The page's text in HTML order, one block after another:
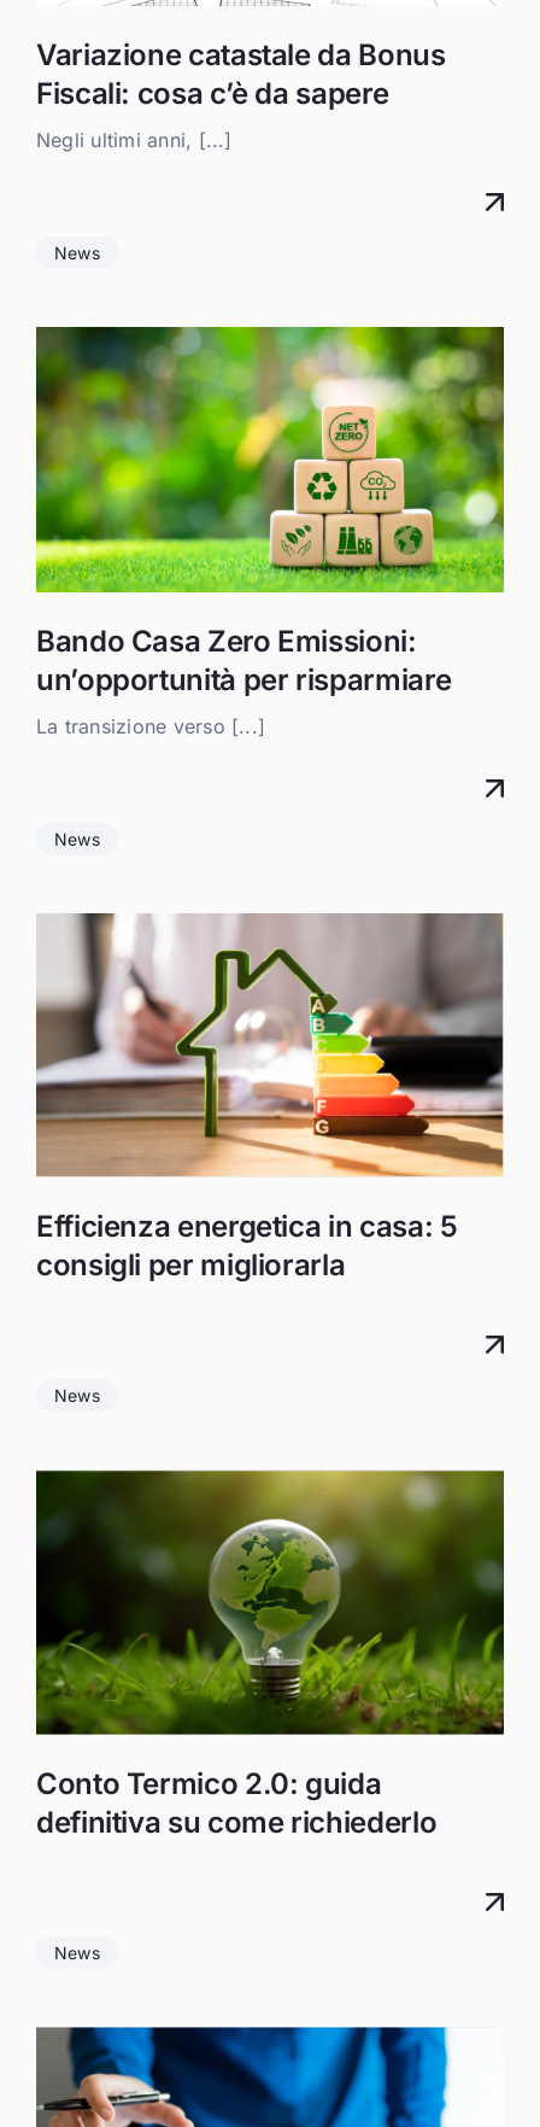
Variazione catastale da Bonus
Fiscali: cosa c’è da sapere
Negli ultimi anni, [...]
News
Bando Casa Zero Emissioni:
un’opportunità per risparmiare
La transizione verso [...]
News
Efficienza energetica in casa: 5
consigli per migliorarla
News
Conto Termico 2.0: guida
definitiva su come richiederlo
News